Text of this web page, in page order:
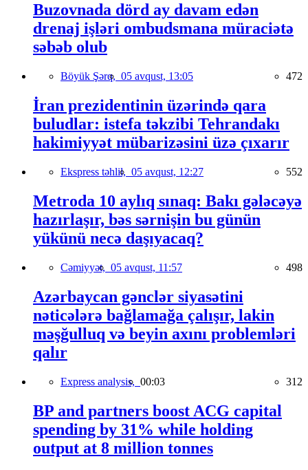
Buzovnada dörd ay davam edən
drenaj işləri ombudsmana müraciətə
səbəb olub
Böyük Şərq, 05 avqust, 13:05 472
İran prezidentinin üzərində qara
buludlar: istefa təkzibi Tehrandakı
hakimiyyət mübarizəsini üzə çıxarır
Ekspress təhlil, 05 avqust, 12:27 552
Metroda 10 aylıq sınaq: Bakı gələcəyə
hazırlaşır, bəs sərnişin bu günün
yükünü necə daşıyacaq?
Cəmiyyət, 05 avqust, 11:57 498
Azərbaycan gənclər siyasətini
nəticələrə bağlamağa çalışır, lakin
məşğulluq və beyin axını problemləri
qalır
Express analysis, 00:03 312
BP and partners boost ACG capital
spending by 31% while holding
output at 8 million tonnes